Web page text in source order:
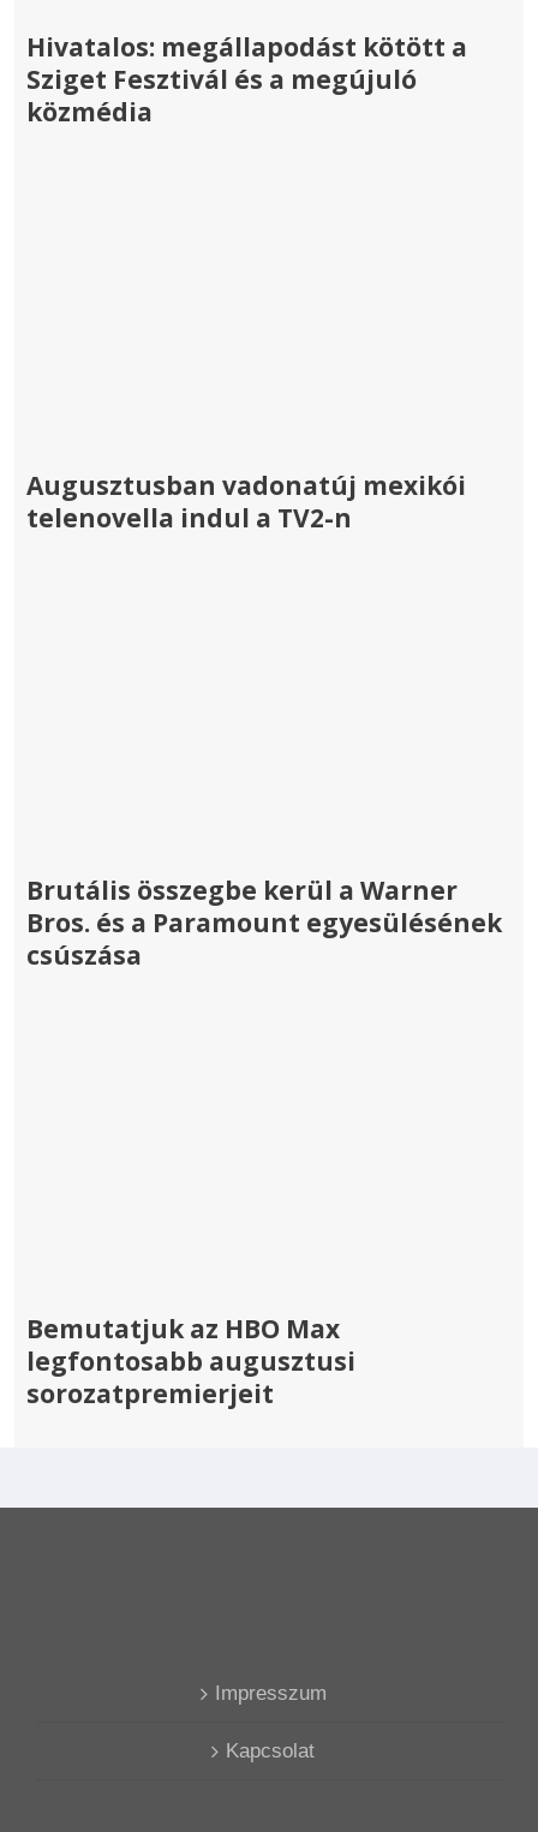
Hivatalos: megállapodást kötött a
Sziget Fesztivál és a megújuló
közmédia
Augusztusban vadonatúj mexikói
telenovella indul a TV2-n
Brutális összegbe kerül a Warner
Bros. és a Paramount egyesülésének
csúszása
Bemutatjuk az HBO Max
legfontosabb augusztusi
sorozatpremierjeit
Impresszum
Kapcsolat